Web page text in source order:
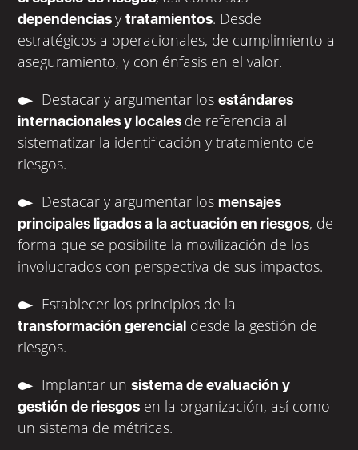
dependenciasytratamientos. Desde
estratégicos a operacionales, de cumplimiento a
aseguramiento, y con énfasis en el valor.
Destacar y argumentar losestándares
internacionales y locales de referencia al
sistematizar la identificación y tratamiento de
riesgos.
Destacar y argumentar losmensajes
principales ligados a la actuación en riesgos, de
forma que se posibilite la movilización de los
involucrados con perspectiva de sus impactos.
Establecer los principios de la
transformación gerencial desde la gestión de
riesgos.
Implantar unsistema de evaluación y
gestión de riesgos en la organización, así como
un sistema de métricas.